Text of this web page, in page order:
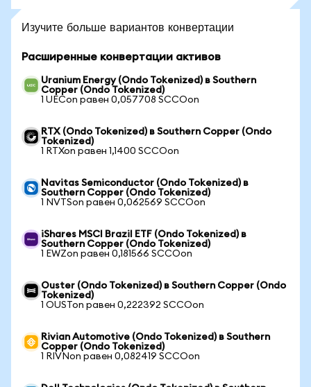
Изучите больше вариантов конвертации
Расширенные конвертации активов
Uranium Energy (Ondo Tokenized) в Southern
Copper (Ondo Tokenized)
1 UECon равен 0,057708 SCCOon
RTX (Ondo Tokenized) в Southern Copper (Ondo
Tokenized)
1 RTXon равен 1,1400 SCCOon
Navitas Semiconductor (Ondo Tokenized) в
Southern Copper (Ondo Tokenized)
1 NVTSon равен 0,062569 SCCOon
iShares MSCI Brazil ETF (Ondo Tokenized) в
Southern Copper (Ondo Tokenized)
1 EWZon равен 0,181566 SCCOon
Ouster (Ondo Tokenized) в Southern Copper (Ondo
Tokenized)
1 OUSTon равен 0,222392 SCCOon
Rivian Automotive (Ondo Tokenized) в Southern
Copper (Ondo Tokenized)
1 RIVNon равен 0,082419 SCCOon